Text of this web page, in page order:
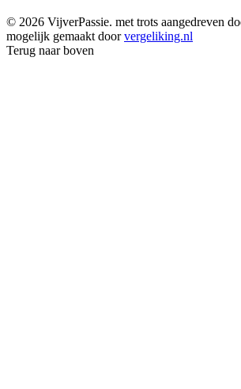
€ 34,99.€ 29,99.
© 2026 VijverPassie. met trots aangedreven
mogelijk gemaakt doorvergeliking.nl
Terug naar boven